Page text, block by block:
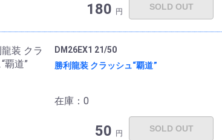
180 円 SOLD OUT
DM26EX1 21/50
勝利龍装 クラッシュ“覇道”
在庫：0
50 円 SOLD OUT